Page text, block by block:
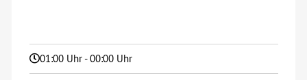
01:00 Uhr - 00:00 Uhr